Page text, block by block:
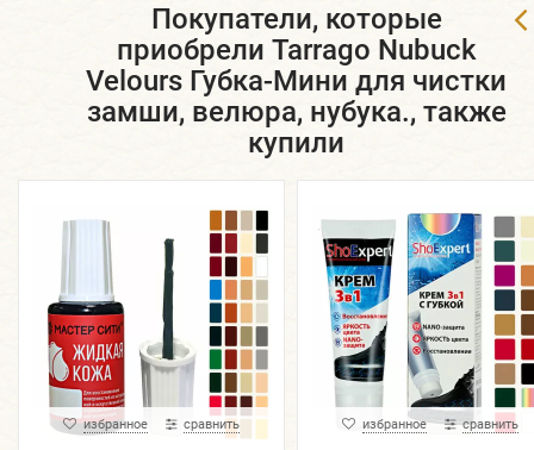
Покупатели, которые
приобрели Tarrago Nubuck
Velours Губка-Мини для чистки
замши, велюра, нубука., также
купили
избранное сравнить избранное сравнить